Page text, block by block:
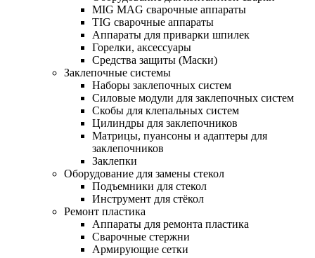
MIG MAG сварочные аппараты
TIG сварочные аппараты
Аппараты для приварки шпилек
Горелки, аксессуары
Средства защиты (Маски)
Заклепочные системы
Наборы заклепочных систем
Силовые модули для заклепочных систем
Скобы для клепальных систем
Цилиндры для заклепочников
Матрицы, пуансоны и адаптеры для
заклепочников
Заклепки
Оборудование для замены стекол
Подъемники для стекол
Инструмент для стёкол
Ремонт пластика
Аппараты для ремонта пластика
Сварочные стержни
Армирующие сетки